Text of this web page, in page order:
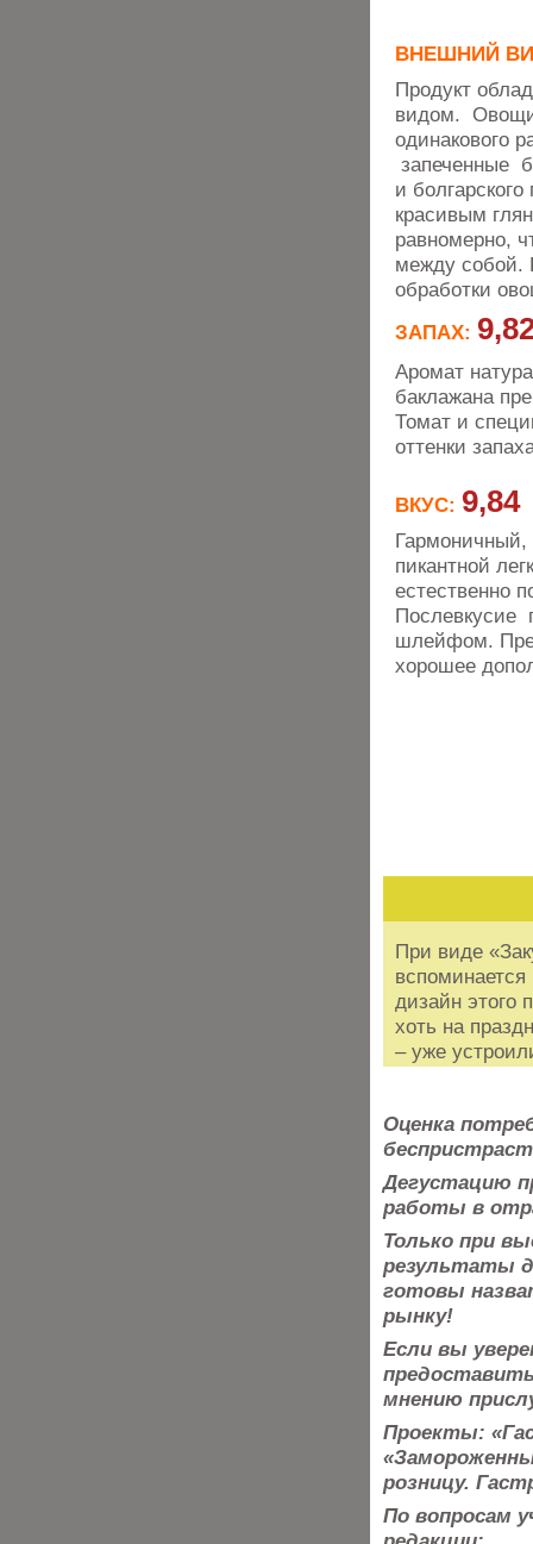
ВНЕШНИЙ
Продукт
видом. Овощи
одинакового
запеченные
и
красивым
равномерно,
между собой.
обработки
ЗАПАХ:
Аромат
баклажана
Томат и
оттенки
ВКУС: 9,84
Гармоничный,
пикантной
естественно
Послевкусие
шлейфом.
хорошее
При виде
дизайн этого
хоть на
– уже
Оценка
Дегустацию
работы в
Только при
результаты
готовы
рынку!
Если вы
мнению
Проекты:
розницу.
По вопросам